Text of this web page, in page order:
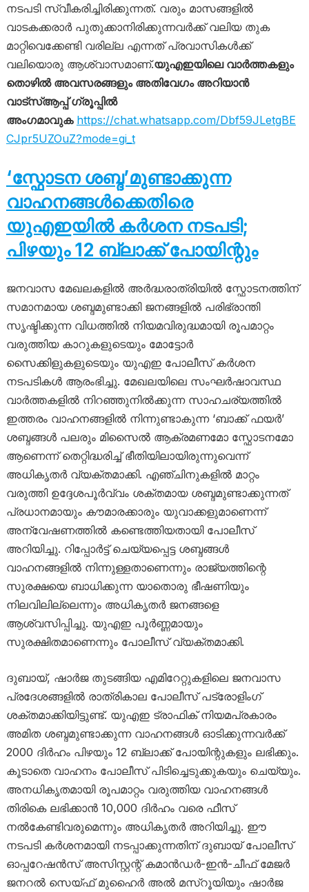
നടപടി സ്വീകരിച്ചിരിക്കുന്നത്. വരും മാസങ്ങളിൽ
വാടകക്കരാർ പുതുക്കാനിരിക്കുന്നവർക്ക് വലിയ തുക
മാറ്റിവെക്കേണ്ടി വരില്ല എന്നത് പ്രവാസികൾക്ക്
വലിയൊരു ആശ്വാസമാണ്.യുഎഇയിലെ വാർത്തകളും
തൊഴിൽ അവസരങ്ങളും അതിവേഗം അറിയാൻ
വാട്സ്ആപ്പ് ഗ്രൂപ്പിൽ
അംഗമാവുക https://chat.whatsapp.com/Dbf59JLetgBE
CJpr5UZOuZ?mode=gi_t
‘സ്ഫോടന ശബ്ദ’മുണ്ടാക്കുന്ന
വാഹനങ്ങൾക്കെതിരെ
യുഎഇയിൽ കർശന നടപടി;
പിഴയും 12 ബ്ലാക്ക് പോയിന്റും
ജനവാസ മേഖലകളിൽ അർദ്ധരാത്രിയിൽ സ്ഫോടനത്തിന്
സമാനമായ ശബ്ദമുണ്ടാക്കി ജനങ്ങളിൽ പരിഭ്രാന്തി
സൃഷ്ടിക്കുന്ന വിധത്തിൽ നിയമവിരുദ്ധമായി രൂപമാറ്റം
വരുത്തിയ കാറുകളുടെയും മോട്ടോർ
സൈക്കിളുകളുടെയും യുഎഇ പോലീസ് കർശന
നടപടികൾ ആരംഭിച്ചു. മേഖലയിലെ സംഘർഷാവസ്ഥ
വാർത്തകളിൽ നിറഞ്ഞുനിൽക്കുന്ന സാഹചര്യത്തിൽ
ഇത്തരം വാഹനങ്ങളിൽ നിന്നുണ്ടാകുന്ന ‘ബാക്ക് ഫയർ’
ശബ്ദങ്ങൾ പലരും മിസൈൽ ആക്രമണമോ സ്ഫോടനമോ
ആണെന്ന് തെറ്റിദ്ധരിച്ച് ഭീതിയിലായിരുന്നുവെന്ന്
അധികൃതർ വ്യക്തമാക്കി. എഞ്ചിനുകളിൽ മാറ്റം
വരുത്തി ഉദ്ദേശപൂർവ്വം ശക്തമായ ശബ്ദമുണ്ടാക്കുന്നത്
പ്രധാനമായും കൗമാരക്കാരും യുവാക്കളുമാണെന്ന്
അന്വേഷണത്തിൽ കണ്ടെത്തിയതായി പോലീസ്
അറിയിച്ചു. റിപ്പോർട്ട് ചെയ്യപ്പെട്ട ശബ്ദങ്ങൾ
വാഹനങ്ങളിൽ നിന്നുള്ളതാണെന്നും രാജ്യത്തിന്റെ
സുരക്ഷയെ ബാധിക്കുന്ന യാതൊരു ഭീഷണിയും
നിലവിലില്ലെന്നും അധികൃതർ ജനങ്ങളെ
ആശ്വസിപ്പിച്ചു. യുഎഇ പൂർണ്ണമായും
സുരക്ഷിതമാണെന്നും പോലീസ് വ്യക്തമാക്കി.
ദുബായ്, ഷാർജ തുടങ്ങിയ എമിറേറ്റുകളിലെ ജനവാസ
പ്രദേശങ്ങളിൽ രാത്രികാല പോലീസ് പട്രോളിംഗ്
ശക്തമാക്കിയിട്ടുണ്ട്. യുഎഇ ട്രാഫിക് നിയമപ്രകാരം
അമിത ശബ്ദമുണ്ടാക്കുന്ന വാഹനങ്ങൾ ഓടിക്കുന്നവർക്ക്
2000 ദിർഹം പിഴയും 12 ബ്ലാക്ക് പോയിന്റുകളും ലഭിക്കും.
കൂടാതെ വാഹനം പോലീസ് പിടിച്ചെടുക്കുകയും ചെയ്യും.
അനധികൃതമായി രൂപമാറ്റം വരുത്തിയ വാഹനങ്ങൾ
തിരികെ ലഭിക്കാൻ 10,000 ദിർഹം വരെ ഫീസ്
നൽകേണ്ടിവരുമെന്നും അധികൃതർ അറിയിച്ചു. ഈ
നടപടി കർശനമായി നടപ്പാക്കുന്നതിന് ദുബായ് പോലീസ്
ഓപ്പറേഷൻസ് അസിസ്റ്റന്റ് കമാൻഡർ-ഇൻ-ചീഫ് മേജർ
ജനറൽ സെയ്ഫ് മുഹൈർ അൽ മസ്‌റൂയിയും ഷാർജ